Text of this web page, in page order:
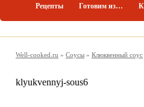
Рецепты Готовим из…
Well-cooked.ru » Соусы » Клюквенный соус
klyukvennyj-sous6